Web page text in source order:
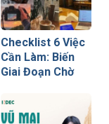
Checklist 6 Việc
Cần Làm: Biến
Giai Đoạn Chờ
“Bước Đệm
Vàng” Cất Cánh